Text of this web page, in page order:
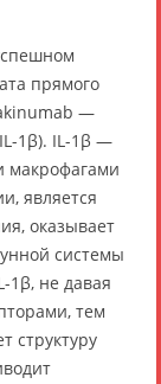
прямого
—
1β). IL-1β —
макрофагами
является
оказывает
системы
1β, не давая
тем
структуру